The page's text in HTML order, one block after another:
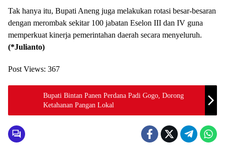
Tak hanya itu, Bupati Aneng juga melakukan rotasi besar-besaran
dengan merombak sekitar 100 jabatan Eselon III dan IV guna
memperkuat kinerja pemerintahan daerah secara menyeluruh.
(*Julianto)
Post Views: 367
Bupati Bintan Panen Perdana Padi Gogo, Dorong
Ketahanan Pangan Lokal